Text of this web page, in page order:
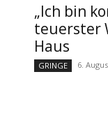
„Ich bin
teuerster
Haus
GRINGE 6.